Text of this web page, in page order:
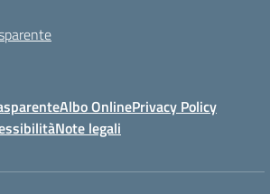
Albo OnlinePrivacy Policy
Note legali